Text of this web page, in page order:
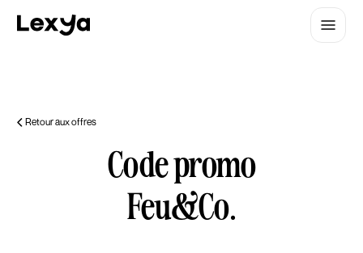
Retour aux offres
Code promo
Feu&Co.